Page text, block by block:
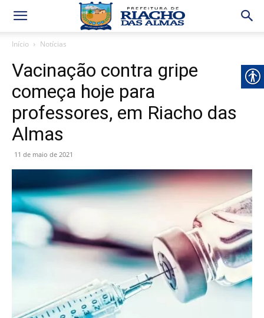
Início Notícias
Vacinação contra gripe
começa hoje para
professores, em Riacho das
Almas
11 de maio de 2021